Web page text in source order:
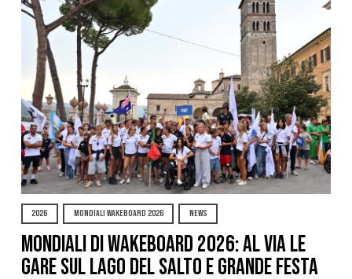
2026 MONDIALI WAKEBOARD 2026 NEWS
Mondiali di Wakeboard 2026: al via le
gare sul Lago del Salto e grande festa